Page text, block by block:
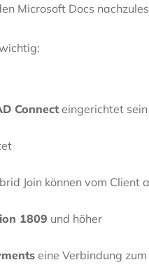
Microsoft Docs
Connect eingerichtet sein
Join können vom Client
1809 und höher
eine Verbindung